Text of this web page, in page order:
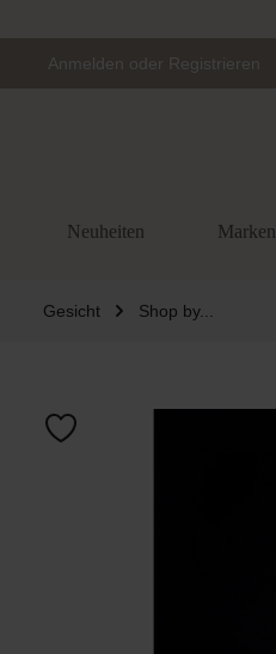
Anmelden oder Registrieren
Neuheiten Marken
Gesicht Shop by...